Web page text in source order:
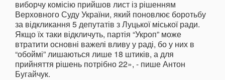
виборчу комісію прийшов лист із рішенням
Верховного Суду України, який поновлює боротьбу
за відкликання 5 депутатів з Луцької міської ради.
Якщо їх таки відкличуть, партія “Укроп” може
втратити основні важелі вливу у раді, бо у них в
“обоймі” лишаються лише 18 штиків, а для
прийняття рішень потрібно 22», - пише Антон
Бугайчук.